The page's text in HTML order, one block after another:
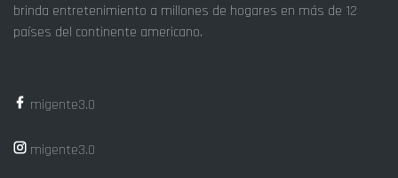
brinda entretenimiento a millones de hogares en más de 12
países del continente americano.
migente3.0
migente3.0